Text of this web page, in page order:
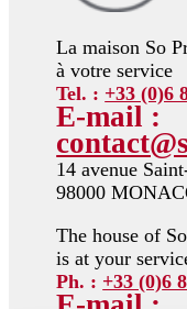
La maison So
à votre service
Tel. : +33 (0)6
E-mail :
14 avenue
98000
The house of
is at your
Ph. : +33 (0)6